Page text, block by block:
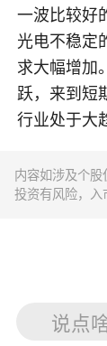
一波比较好
光电不稳定
求大幅增加
跃，来到短
行业处于大
内容如涉及个股
投资有风险，入
说点